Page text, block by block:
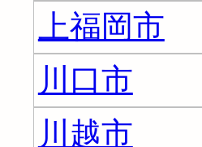
上福岡市
川口市
川越市